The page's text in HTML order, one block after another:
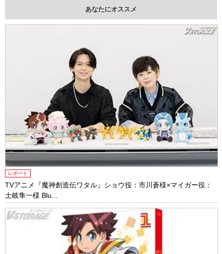
あなたにオススメ
レポート
TVアニメ『魔神創造伝ワタル』ショウ役：市川蒼様×マイガー役：
土岐隼一様 Blu...